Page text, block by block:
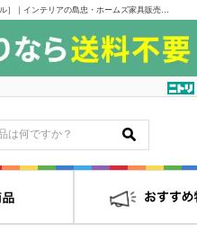
平机 デスク Ａｌｄａ アルダ 幅１１０cm×奥行５５cm ［ホームズオリジナル］｜インテリアの島忠・ホームズ家具販売通販サイト シマホネット